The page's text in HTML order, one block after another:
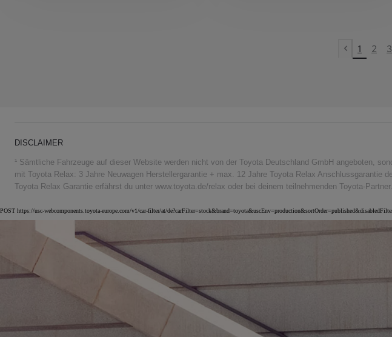
Vorherige
1 2 3
DISCLAIMER
¹ Sämtliche Fahrzeuge auf dieser Website werden nicht von der Toyota Deutschland GmbH angeboten,
mit Toyota Relax: 3 Jahre Neuwagen Herstellergarantie + max. 12 Jahre Toyota Relax
Toyota Relax Garantie erfährst du unter www.toyota.de/relax oder bei deinem teilnehmenden Toyota-Partner.
POST https://usc-webcomponents.toyota-europe.com/v1/car-filter/at/